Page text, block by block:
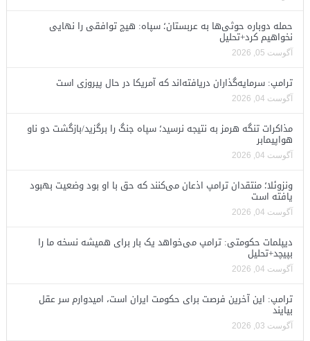
حمله دوباره حوثی‌ها به عربستان؛ سپاه: هیچ توافقی را نهایی
نخواهیم کرد+تحلیل
آگوست 05, 2026
ترامپ: سرمایه‌گذاران دریافته‌اند که آمریکا در حال پیروزی است
آگوست 04, 2026
مذاکرات تنگه هرمز به نتیجه نرسید؛ سپاه جنگ را برگزید/بازگشت دو ناو
هواپیمابر
آگوست 04, 2026
ونزوئلا؛ منتقدان ترامپ اذعان می‌کنند که حق با او بود وضعیت بهبود
یافته است
آگوست 04, 2026
دیپلمات حکومتی: ترامپ می‌خواهد یک بار برای همیشه نسخه ما را
بپیچد+تحلیل
آگوست 04, 2026
ترامپ: این آخرین فرصت برای حکومت ایران است، امیدوارم سر عقل
بیایند
آگوست 03, 2026